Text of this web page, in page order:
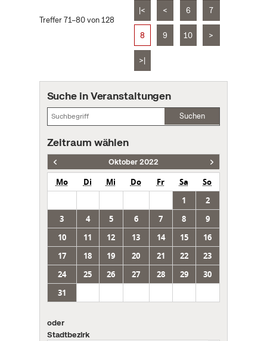
Treffer 71–80 von 128
|< < 6 7
8 9 10 >
>|
Suche in Veranstaltungen
Suchen
Zeitraum wählen
Oktober 2022
Mo Di Mi Do Fr Sa
So
1
2
3
4 5 6 7 8
9
10
11 12 13 14 15
16
17
18 19 20 21 22
23
24
25 26 27 28 29
30
31
oder
Stadtbezirk